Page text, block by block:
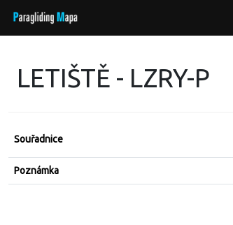
LETIŠTĚ - LZRY-P
Souřadnice
Poznámka